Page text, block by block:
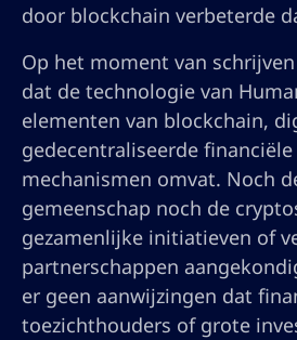
door blockchain verbeterde
Op het moment van
dat de technologie van
elementen van blockchain,
gedecentraliseerde financiële
mechanismen omvat. Noch
gemeenschap noch de
gezamenlijke initiatieven of
partnerschappen
er geen aanwijzingen dat
toezichthouders of grote